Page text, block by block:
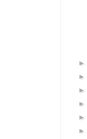
►
►
►
►
►
►